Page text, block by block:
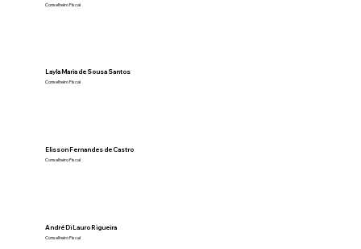
Conselheiro Fiscal
Layla Maria de Sousa Santos
Conselheiro Fiscal
Elisson Fernandes de Castro
Conselheiro Fiscal
André Di Lauro Rigueira
Conselheiro Fiscal